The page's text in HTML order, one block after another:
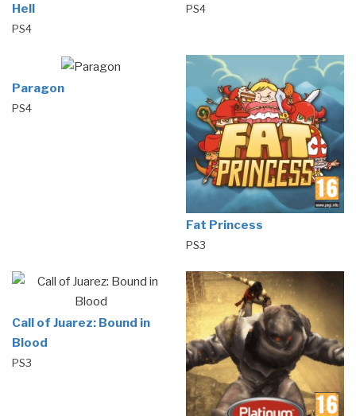
Hell
PS4
PS4
Paragon
PS4
Fat Princess
PS3
Call of Juarez: Bound in
Blood
PS3